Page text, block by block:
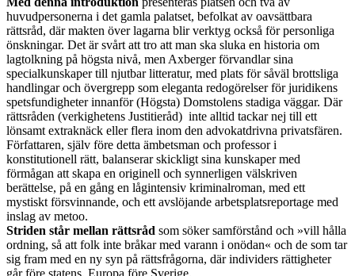
huvudpersonerna i det gamla palatset, befolkat av oavsättbara
rättsråd, där makten över lagarna blir verktyg också för personliga
önskningar. Det är svårt att tro att man ska sluka en historia om
lagtolkning på högsta nivå, men Axberger förvandlar sina
specialkunskaper till njutbar litteratur, med plats för såväl brottsliga
handlingar och övergrepp som eleganta redogörelser för juridikens
spetsfundigheter innanför (Högsta) Domstolens stadiga väggar. Där
rättsråden (verkighetens Justitieråd) inte alltid tackar nej till ett
lönsamt extraknäck eller flera inom den advokatdrivna privatsfären.
Författaren, själv före detta ämbetsman och professor i
konstitutionell rätt, balanserar skickligt sina kunskaper med
förmågan att skapa en originell och synnerligen välskriven
berättelse, på en gång en lågintensiv kriminalroman, med ett
mystiskt försvinnande, och ett avslöjande arbetsplatsreportage med
inslag av metoo.
Striden står mellan rättsråd som söker samförstånd och »vill hålla
ordning, så att folk inte bråkar med varann i onödan« och de som tar
sig fram med en ny syn på rättsfrågorna, där individers rättigheter